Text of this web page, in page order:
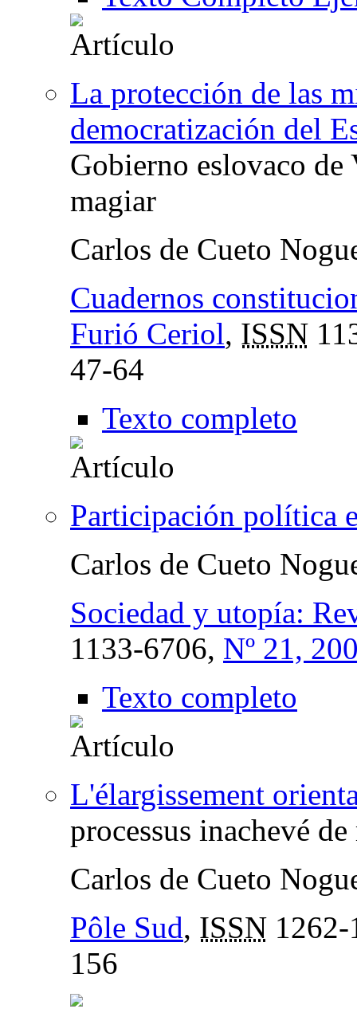
La protección de las
democratización del
Gobierno eslovaco
magiar
Carlos de Cueto
Cuadernos
Furió Ceriol, ISSN
47-64
Texto completo
Participación política
Carlos de Cueto
Sociedad y utopía:
1133-6706, Nº 21,
Texto completo
L'élargissement
processus inachevé
Carlos de Cueto
Pôle Sud, ISSN
156